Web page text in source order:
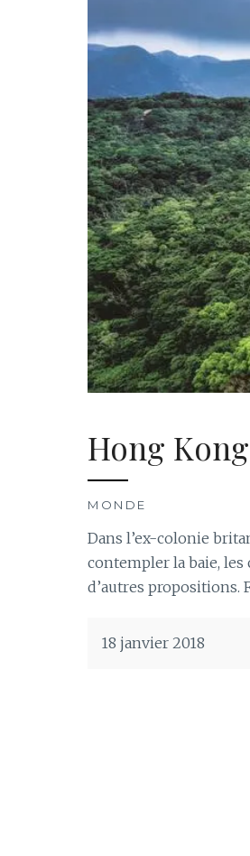
Hong
MONDE
Dans l’ex-colonie
contempler la baie,
d’autres propositions.
18 janvier 2018